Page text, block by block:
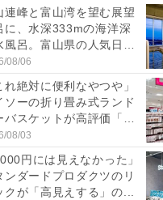
連峰と富山湾を望む展望
に、水深333mの海洋深
風呂。富山県の人気日
08/06
れ絶対に便利なやつや」
ソーの折り畳み式ランド
バスケットが高評価「使
08/03
円には見えなかった」
ンダードプロダクツのリ
クが「高見えする」の...